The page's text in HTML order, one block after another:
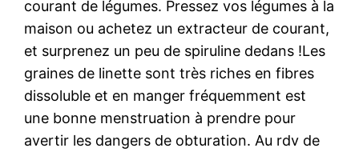
courant de légumes. Pressez vos légumes à la
maison ou achetez un extracteur de courant,
et surprenez un peu de spiruline dedans !Les
graines de linette sont très riches en fibres
dissoluble et en manger fréquemment est
une bonne menstruation à prendre pour
avertir les dangers de obturation. Au rdv de